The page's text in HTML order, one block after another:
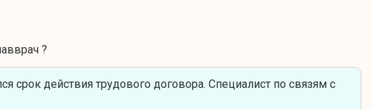
?
срок действия трудового договора. Специалист по связям с